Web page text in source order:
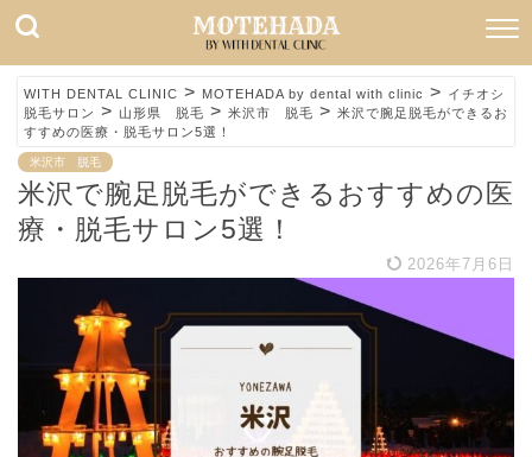
WITH DENTAL CLINIC > MOTEHADA by dental with clinic > イチオシ
脱毛サロン > 山形県 脱毛 > 米沢市 脱毛 > 米沢で腕足脱毛ができるお
すすめの医療・脱毛サロン5選！
米沢市 脱毛
米沢で腕足脱毛ができるおすすめの医
療・脱毛サロン5選！
2026年7月6日